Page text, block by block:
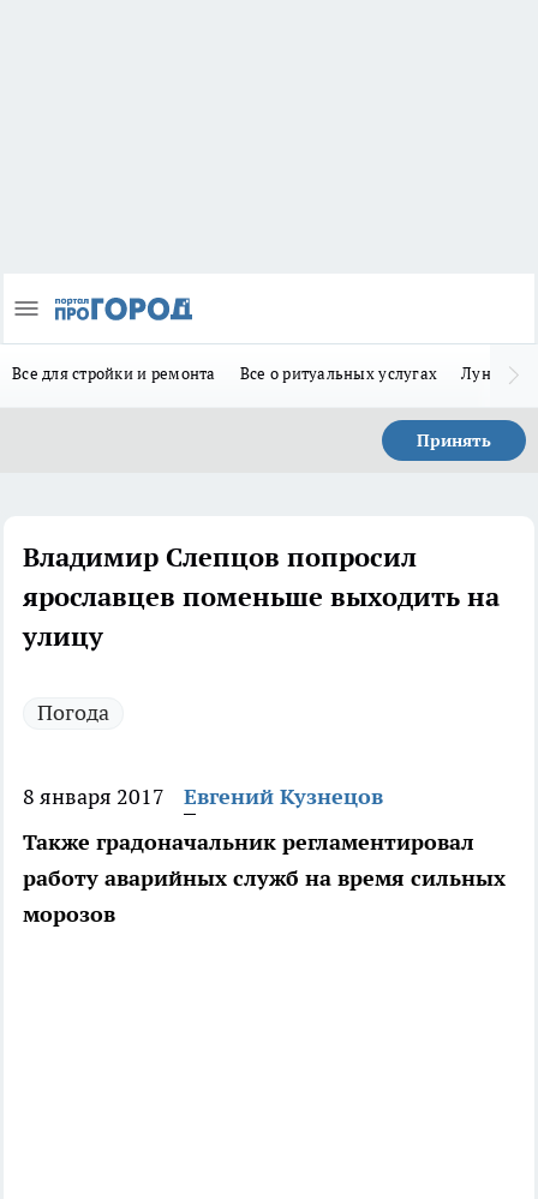
Все для стройки и ремонта Все о ритуальных услугах Лунно-
Принять
Владимир Слепцов попросил
ярославцев поменьше выходить на
улицу
Погода
8 января 2017
Евгений Кузнецов
Также градоначальник регламентировал
работу аварийных служб на время сильных
морозов